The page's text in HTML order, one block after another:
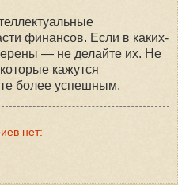
финансов. Если в каких-
— не делайте их. Не
кажутся
более успешным.
нет: